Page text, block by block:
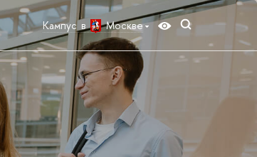
Кампус в Москве